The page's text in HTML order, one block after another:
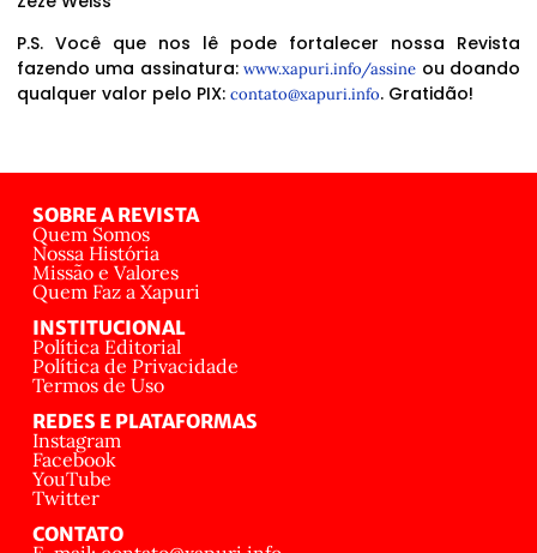
P.S. Você que nos lê pode fortalecer nossa Revista
fazendo uma assinatura:www.xapuri.info/assine ou doando
qualquer valor pelo PIX: contato@xapuri.info. Gratidão!
SOBRE A REVISTA
Quem Somos
Nossa História
Missão e Valores
Quem Faz a Xapuri
INSTITUCIONAL
Política Editorial
Política de Privacidade
Termos de Uso
REDES E PLATAFORMAS
Instagram
Facebook
YouTube
Twitter
CONTATO